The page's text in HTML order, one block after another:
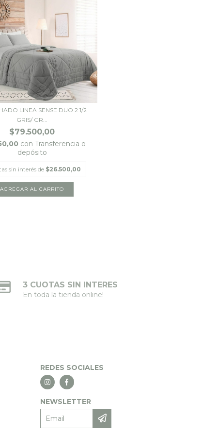
LINEA SENSE DUO 2 1/2
GRIS/ GR...
$79.500,00
con Transferencia o
depósito
sin interés de $26.500,00
3 CUOTAS SIN INTERES
En toda la tienda online!
REDES SOCIALES
NEWSLETTER